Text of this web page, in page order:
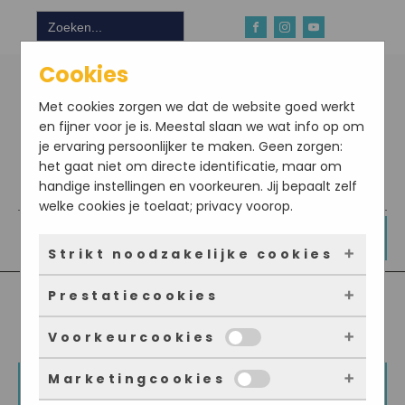
Zoek
naar:
Download hier onze app
€5,00 korting op je eerste bestelling!*
Cookies
Met cookies zorgen we dat de website goed werkt
en fijner voor je is. Meestal slaan we wat info op om
je ervaring persoonlijker te maken. Geen zorgen:
het gaat niet om directe identificatie, maar om
handige instellingen en voorkeuren. Jij bepaalt zelf
welke cookies je toelaat; privacy voorop.
Strikt noodzakelijke cookies
Deze cookies zorgen ervoor dat de website
überhaupt werkt. Ze zijn dus altijd actief en
kunnen niet worden uitgezet. Meestal worden
ze alleen geplaatst als jij iets doet, zoals
inloggen, een formulier invullen of je
Prestatiecookies
Met deze cookies zien we hoe vaak onze site
bezocht wordt, waar bezoekers vandaan
komen en welke pagina’s populair zijn. Zo
Voorkeurcookies
Deze cookies onthouden jouw voorkeuren.
Marketingcookies